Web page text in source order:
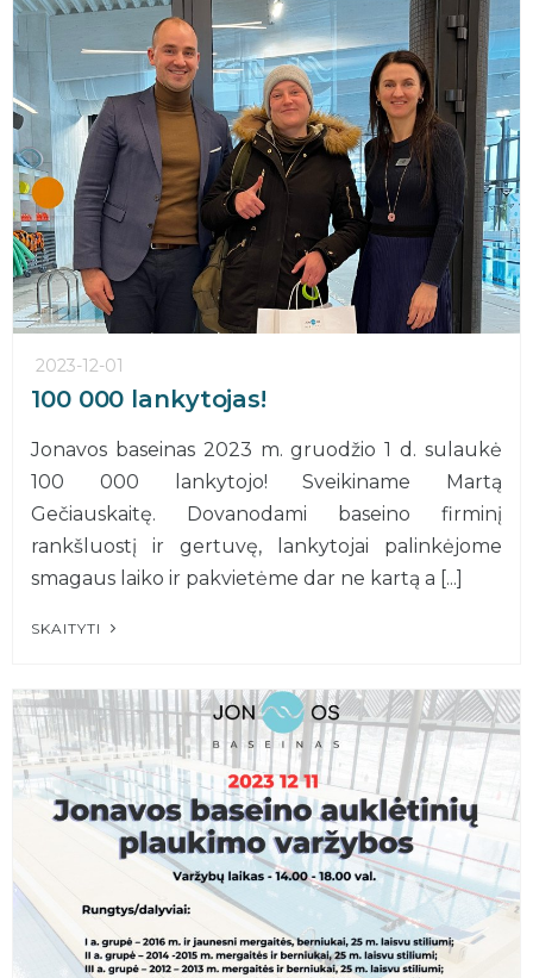
2023-12-01
100 000 lankytojas!
Jonavos baseinas 2023 m. gruodžio 1 d. sulaukė
100 000 lankytojo! Sveikiname Martą
Gečiauskaitę. Dovanodami baseino firminį
rankšluostį ir gertuvę, lankytojai palinkėjome
smagaus laiko ir pakvietėme dar ne kartą a [...]
SKAITYTI